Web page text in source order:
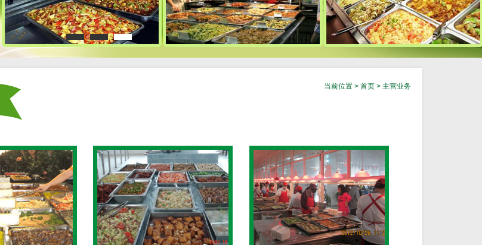
当前位置 > 首页> 主营业务